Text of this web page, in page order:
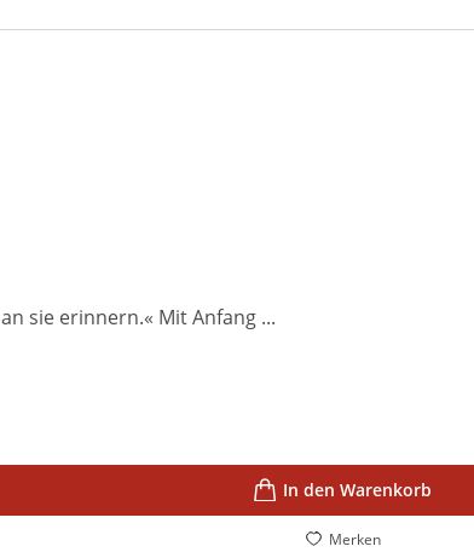
sie erinnern.« Mit Anfang ...
In den Warenkorb
Merken